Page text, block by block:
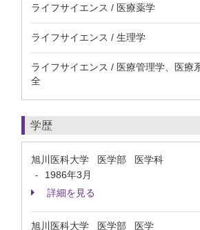
ライフサイエンス / 医療薬学
ライフサイエンス / 生理学
ライフサイエンス / 医療管理学、医療
全
学歴
旭川医科大学 医学部 医学科
-
1986年3月
詳細を見る
旭川医科大学 医学部 医学